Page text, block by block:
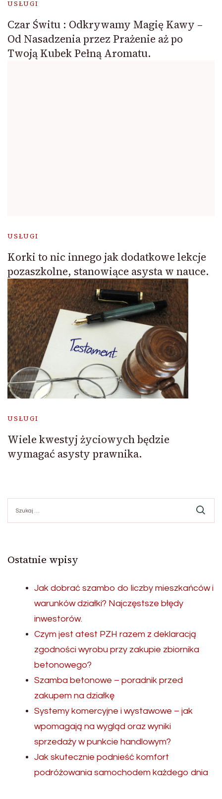
USŁUGI
Czar Świtu : Odkrywamy Magię Kawy –
Od Nasadzenia przez Prażenie aż po
Twoją Kubek Pełną Aromatu.
USŁUGI
Korki to nic innego jak dodatkowe lekcje
pozaszkolne, stanowiące asysta w nauce.
USŁUGI
Wiele kwestyj życiowych będzie
wymagać asysty prawnika.
Ostatnie wpisy
Jak dobrać szambo do liczby mieszkańców i
warunków działki? Najczęstsze błędy
inwestorów.
Czym jest atest PZH razem z deklaracją
zgodności wyrobu przy zakupie zbiornika
betonowego?
Szamba betonowe – poradnik przed
zakupem na działkę
Systemy komercyjne i wystawowe – jak
wpomagają na wygląd oraz wyniki
sprzedaży w punkcie handlowym?
Jak skutecznie podnieść komfort
podróżowania samochodem każdego dnia